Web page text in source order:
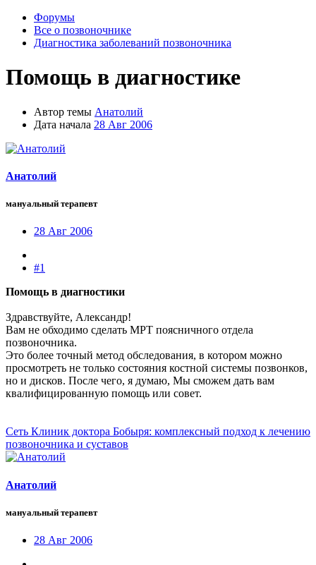
Форумы
Все о позвоночнике
Диагностика заболеваний позвоночника
Помощь в диагностике
Автор темы Анатолий
Дата начала 28 Авг 2006
Анатолий
мануальный терапевт
28 Авг 2006
#1
Помощь в диагностики
Здравствуйте, Александр!
Вам не обходимо сделать МРТ поясничного отдела
позвоночника.
Это более точный метод обследования, в котором можно
просмотреть не только состояния костной системы позвонков,
но и дисков. После чего, я думаю, Мы сможем дать вам
квалифицированную помощь или совет.
Сеть Клиник доктора Бобыря: комплексный подход к лечению
позвоночника и суставов
Анатолий
мануальный терапевт
28 Авг 2006